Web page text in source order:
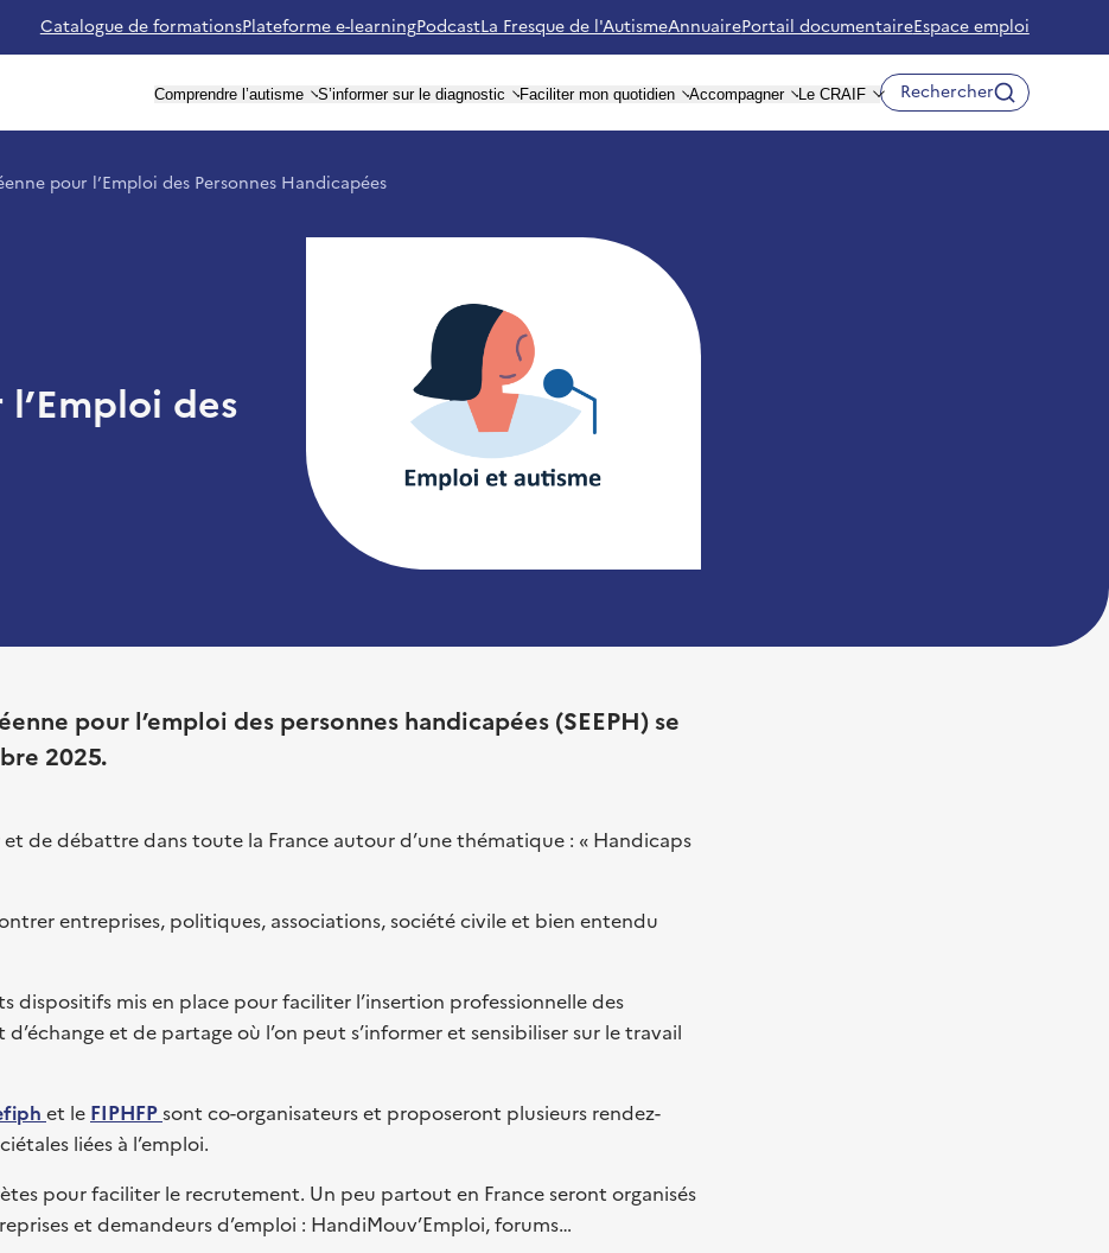
Autisme Ile-de-France (retour à l'accueil)
Catalogue de formationsPlateforme e-learningPodcastLa Fresque de l'AutismeAnnuairePortail documentaireEspace emploi
Comprendre l’autisme S’informer sur le diagnostic Faciliter mon quotidien Accompagner Le CRAIF Rechercher
pour l’Emploi des Personnes Handicapées
des
pour l’emploi des personnes handicapées (SEEPH) se
2025.
et de débattre dans toute la France autour d’une thématique : « Handicaps
entreprises, politiques, associations, société civile et bien entendu
dispositifs mis en place pour faciliter l’insertion professionnelle des
et de partage où l’on peut s’informer et sensibilisersur le travail
et le FIPHFPsont co-organisateurs et proposeront plusieurs rendez-
liées à l’emploi.
pour faciliter le recrutement. Un peu partout en France seront organisés
et demandeurs d’emploi : HandiMouv’Emploi, forums…